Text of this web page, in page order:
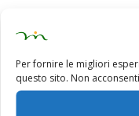
Per fornire le migliori
questo sito. Non